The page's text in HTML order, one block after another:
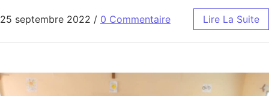
25 septembre 2022 / 0 Commentaire Lire La Suite